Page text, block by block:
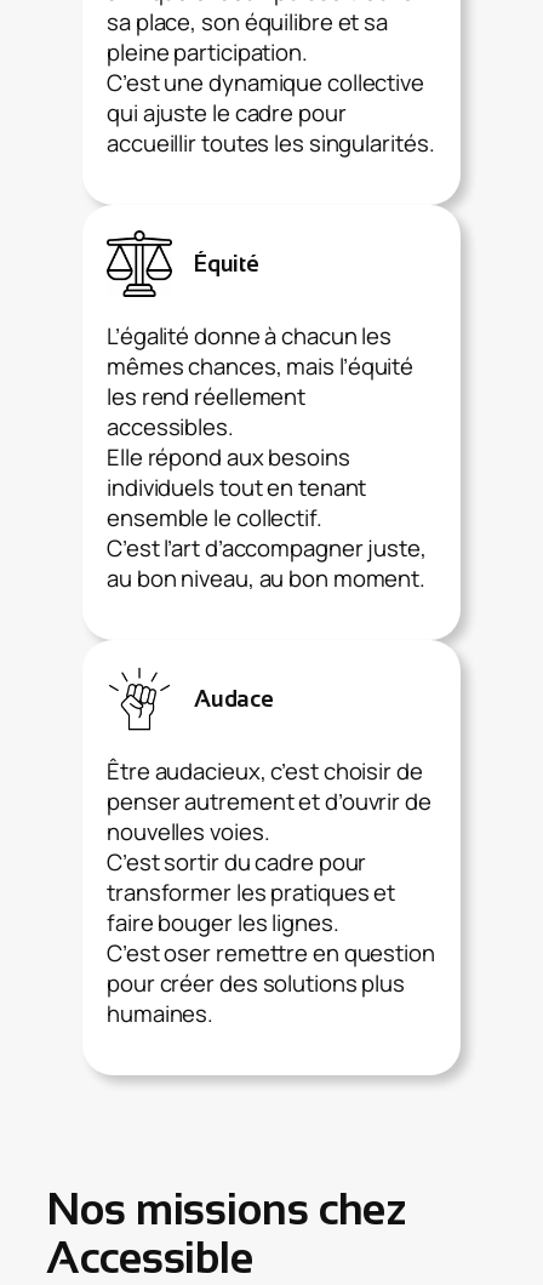
sa place, son équilibre et sa
pleine participation.
C’est une dynamique collective
qui ajuste le cadre pour
accueillir toutes les singularités.
Équité
L’égalité donne à chacun les
mêmes chances, mais l’équité
les rend réellement
accessibles.
Elle répond aux besoins
individuels tout en tenant
ensemble le collectif.
C’est l’art d’accompagner juste,
au bon niveau, au bon moment.
Audace
Être audacieux, c’est choisir de
penser autrement et d’ouvrir de
nouvelles voies.
C’est sortir du cadre pour
transformer les pratiques et
faire bouger les lignes.
C’est oser remettre en question
pour créer des solutions plus
humaines.
Nos missions chez
Accessible